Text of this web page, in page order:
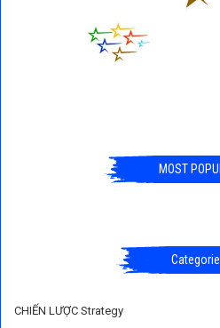
MOST
CHIẾN LƯỢC Strategy